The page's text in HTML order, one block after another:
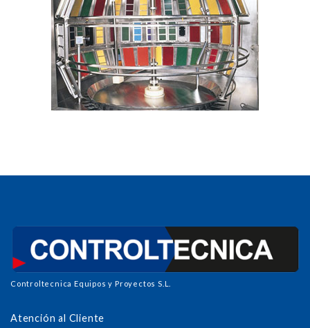
Controltecnica Equipos y Proyectos S.L.
Atención al Cliente